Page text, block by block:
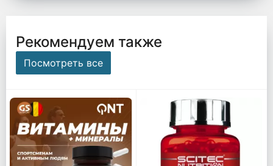
Рекомендуем также
Посмотреть все